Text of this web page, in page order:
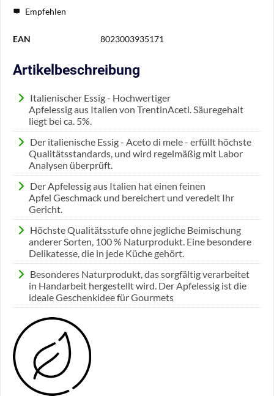
Empfehlen
EAN 8023003935171
Artikelbeschreibung
Italienischer Essig - Hochwertiger
Apfelessig aus Italien von TrentinAceti. Säuregehalt
liegt bei ca. 5%.
Der italienische Essig - Aceto di mele - erfüllt höchste
Qualitätsstandards, und wird regelmäßig mit Labor
Analysen überprüft.
Der Apfelessig aus Italien hat einen feinen
Apfel Geschmack und bereichert und veredelt Ihr
Gericht.
Höchste Qualitätsstufe ohne jegliche Beimischung
anderer Sorten, 100 % Naturprodukt. Eine besondere
Delikatesse, die in jede Küche gehört.
Besonderes Naturprodukt, das sorgfältig verarbeitet
in Handarbeit hergestellt wird. Der Apfelessig ist die
ideale Geschenkidee für Gourmets